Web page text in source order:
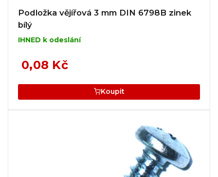
Podložka vějířová 3 mm DIN 6798B zinek
bílý
IHNED k odeslání
0,08 Kč
Koupit